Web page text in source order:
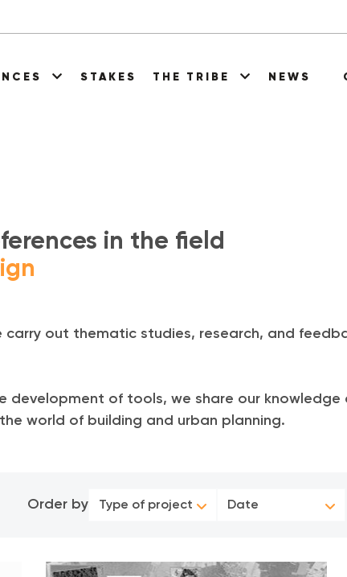
STAKES THE TRIBE NEWS
in the field
carry out thematic studies, research, and
development of tools, we share our
world of building and urban planning.
Order by Type of project Date